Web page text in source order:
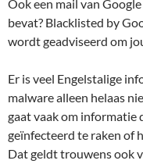
Ook een mail van
bevat? Blacklisted by
wordt geadviseerd om
Er is veel Engelstalige
malware alleen helaas
gaat vaak om informatie
geïnfecteerd te raken of
Dat geldt trouwens ook